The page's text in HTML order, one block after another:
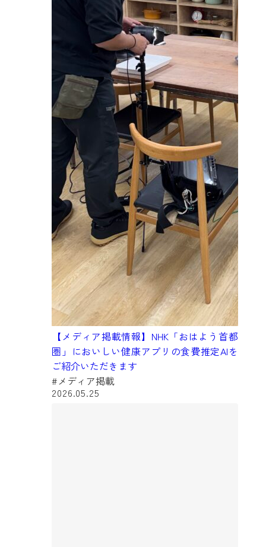
【メディア掲載情報】NHK「おはよう首都
圏」においしい健康アプリの食費推定AIを
ご紹介いただきます
#メディア掲載
2026.05.25